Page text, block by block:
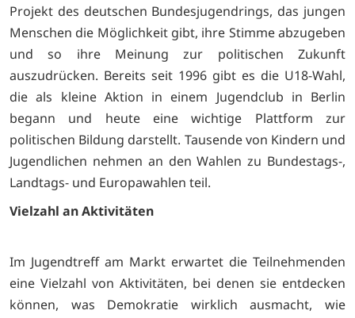
Projekt des deutschen Bundesjugendrings, das jungen
Menschen die Möglichkeit gibt, ihre Stimme abzugeben
und so ihre Meinung zur politischen Zukunft
auszudrücken. Bereits seit 1996 gibt es die U18-Wahl,
die als kleine Aktion in einem Jugendclub in Berlin
begann und heute eine wichtige Plattform zur
politischen Bildung darstellt. Tausende von Kindern und
Jugendlichen nehmen an den Wahlen zu Bundestags-,
Landtags- und Europawahlen teil.
Vielzahl an Aktivitäten
Im Jugendtreff am Markt erwartet die Teilnehmenden
eine Vielzahl von Aktivitäten, bei denen sie entdecken
können, was Demokratie wirklich ausmacht, wie